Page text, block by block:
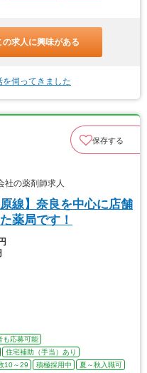
の求人に興味がある
伺ってきました
保存する
の薬剤師求人
線】奈良を中心に店舗
薬局です！
も応募可能
住宅補助（手当）あり
10～29 積極採用中
夏～秋入職可